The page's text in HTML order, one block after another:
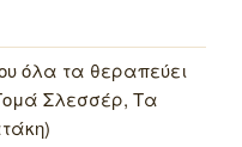
όλα τα θεραπεύει
Σλεσσέρ, Τα